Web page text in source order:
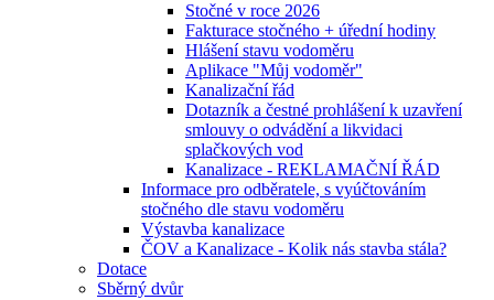
Stočné v roce 2026
Fakturace stočného + úřední hodiny
Hlášení stavu vodoměru
Aplikace "Můj vodoměr"
Kanalizační řád
Dotazník a čestné prohlášení k uzavření
smlouvy o odvádění a likvidaci
splačkových vod
Kanalizace - REKLAMAČNÍ ŘÁD
Informace pro odběratele, s vyúčtováním
stočného dle stavu vodoměru
Výstavba kanalizace
ČOV a Kanalizace - Kolik nás stavba stála?
Dotace
Sběrný dvůr